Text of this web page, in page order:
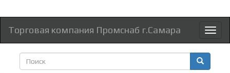
Торговая компания Промснаб г.Самара
Форма
поиска